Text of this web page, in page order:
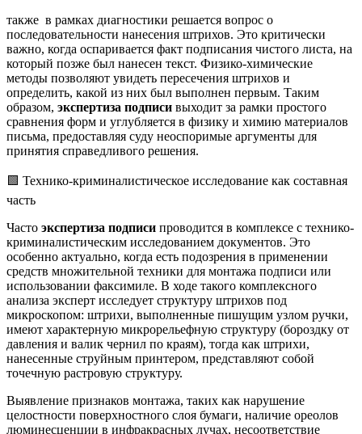
также в рамках диагностики решается вопрос о
последовательности нанесения штрихов. Это критически
важно, когда оспаривается факт подписания чистого листа, на
который позже был нанесен текст. Физико-химические
методы позволяют увидеть пересечения штрихов и
определить, какой из них был выполнен первым. Таким
образом, экспертиза подписи выходит за рамки простого
сравнения форм и углубляется в физику и химию материалов
письма, предоставляя суду неоспоримые аргументы для
принятия справедливого решения.
🟩 Технико-криминалистическое исследование как составная
часть
Часто экспертиза подписи проводится в комплексе с технико-
криминалистическим исследованием документов. Это
особенно актуально, когда есть подозрения в применении
средств множительной техники для монтажа подписи или
использовании факсимиле. В ходе такого комплексного
анализа эксперт исследует структуру штрихов под
микроскопом: штрихи, выполненные пишущим узлом ручки,
имеют характерную микрорельефную структуру (бороздку от
давления и валик чернил по краям), тогда как штрихи,
нанесенные струйным принтером, представляют собой
точечную растровую структуру.
Выявление признаков монтажа, таких как нарушение
целостности поверхностного слоя бумаги, наличие ореолов
люминесценции в инфракрасных лучах, несоответствие